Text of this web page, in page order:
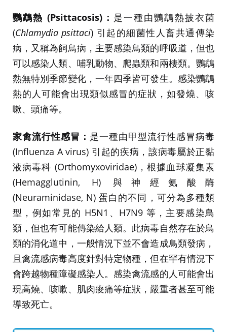
鸚鵡熱 (Psittacosis)： 是一種由鸚鵡熱披衣菌
(Chlamydia psittaci) 引起的細菌性人畜共通傳染
病，又稱為飼鳥病，主要感染鳥類的呼吸道，但也
可以感染人類、哺乳動物、爬蟲類和兩棲類。鸚鵡
熱無特別季節變化，一年四季皆可發生。感染鸚鵡
熱的人可能會出現類似感冒的症狀，如發燒、咳
嗽、頭痛等。
家禽流行性感冒： 是一種由甲型流行性感冒病毒
(Influenza A virus) 引起的疾病，該病毒屬於正黏
液病毒科 (Orthomyxoviridae)，根據血球凝集素
(Hemagglutinin, H) 與神經氨酸酶
(Neuraminidase, N) 蛋白的不同，可分為多種類
型，例如常見的 H5N1、H7N9 等，主要感染鳥
類，但也有可能傳染給人類。此病毒自然存在於鳥
類的消化道中，一般情況下並不會造成鳥類發病，
且禽流感病毒高度針對特定物種，但在罕有情況下
會跨越物種障礙感染人。感染禽流感的人可能會出
現高燒、咳嗽、肌肉痠痛等症狀，嚴重者甚至可能
導致死亡。